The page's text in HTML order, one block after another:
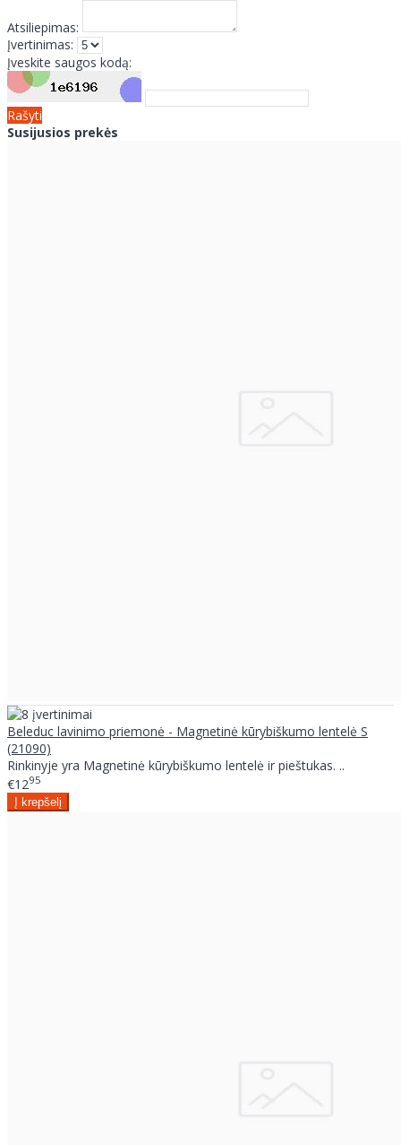
Atsiliepimas:
Įvertinimas:
Įveskite saugos kodą:
Rašyti
Susijusios prekės
Beleduc lavinimo priemonė - Magnetinė kūrybiškumo lentelė S
(21090)
Rinkinyje yra Magnetinė kūrybiškumo lentelė ir pieštukas. ..
€1295